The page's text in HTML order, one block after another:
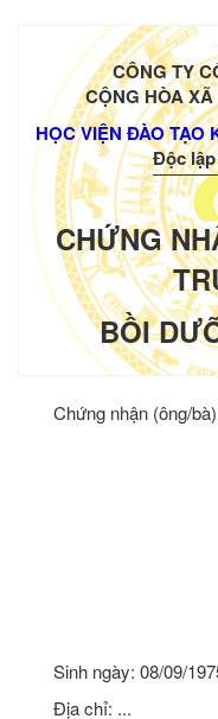
CÔNG TY
CỘNG HÒA
HỌC VIỆN ĐÀO TẠO
Độc
CHỨNG
BỒI
Chứng nhận (ông/
Sinh ngày: 08/09/
Địa chỉ: ...